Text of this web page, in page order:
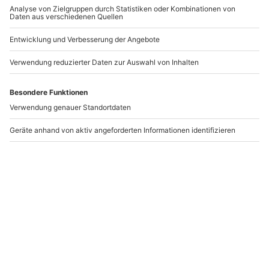
Tragschrauber
München (80 Min.)
Landshut
1 Person
338,90 CHF
-15% CLUB DEAL
Audi R8 Spyder fahren
Gifhorn
1 Person
259,90 CHF